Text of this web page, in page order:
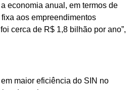
economia anual, em termos de
aos empreendimentos
cerca de R$ 1,8 bilhão por ano”,
maior eficiência do SIN no